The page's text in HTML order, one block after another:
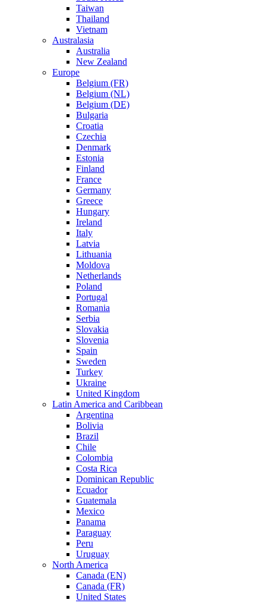
Taiwan
Thailand
Vietnam
Australasia
Australia
New Zealand
Europe
Belgium (FR)
Belgium (NL)
Belgium (DE)
Bulgaria
Croatia
Czechia
Denmark
Estonia
Finland
France
Germany
Greece
Hungary
Ireland
Italy
Latvia
Lithuania
Moldova
Netherlands
Poland
Portugal
Romania
Serbia
Slovakia
Slovenia
Spain
Sweden
Turkey
Ukraine
United Kingdom
Latin America and Caribbean
Argentina
Bolivia
Brazil
Chile
Colombia
Costa Rica
Dominican Republic
Ecuador
Guatemala
Mexico
Panama
Paraguay
Peru
Uruguay
North America
Canada (EN)
Canada (FR)
United States